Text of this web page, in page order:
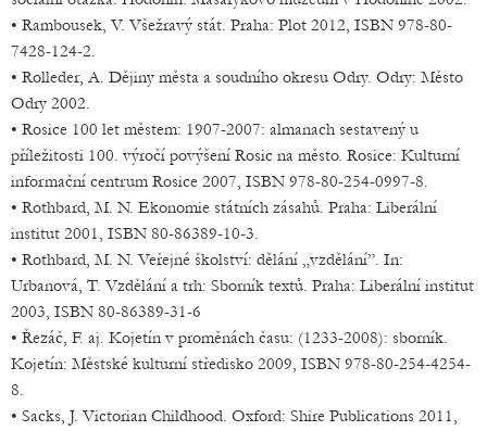
• Rambousek, V. Všežravý stát. Praha: Plot 2012, ISBN 978-80-
7428-124-2.
• Rolleder, A. Dějiny města a soudního okresu Odry. Odry: Město
Odry 2002.
• Rosice 100 let městem: 1907-2007: almanach sestavený u
příležitosti 100. výročí povýšení Rosic na město. Rosice: Kulturní
informační centrum Rosice 2007, ISBN 978-80-254-0997-8.
• Rothbard, M. N. Ekonomie státních zásahů. Praha: Liberální
institut 2001, ISBN 80-86389-10-3.
• Rothbard, M. N. Veřejné školství: dělání „vzdělání”. In:
Urbanová, T. Vzdělání a trh: Sborník textů. Praha: Liberální institut
2003, ISBN 80-86389-31-6
• Řezáč, F. aj. Kojetín v proměnách času: (1233-2008): sborník.
Kojetín: Městské kulturní středisko 2009, ISBN 978-80-254-4254-
8.
• Sacks, J. Victorian Childhood. Oxford: Shire Publications 2011,